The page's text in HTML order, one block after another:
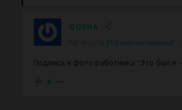
GOSHA
FOX короче северный
Подпись к фото работника “Это был я
4